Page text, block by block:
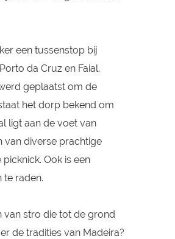
een tussenstop bij
da Cruz en Faial.
geplaatst om de
het dorp bekend om
ligt aan de voet van
van diverse prachtige
Ook is een
te raden.
van stro die tot de grond
de tradities van Madeira?